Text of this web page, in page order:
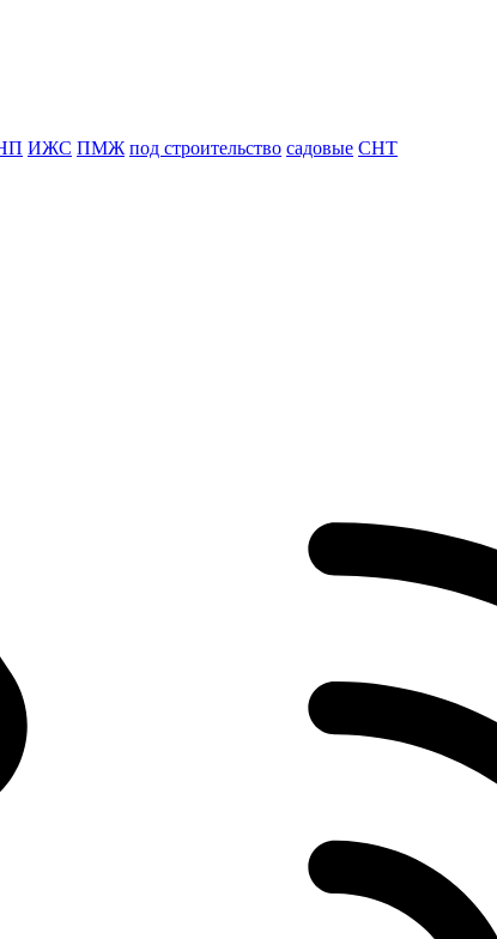
ИЖС ПМЖ под строительство садовые СНТ